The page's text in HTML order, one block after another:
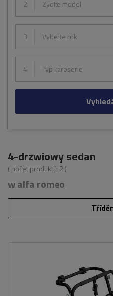
2 Zvolte model
3 Vyberte rok
4 Typ karoserie
4-drzwiowy sedan
( počet produktů: 2 )
w alfa romeo
Nosnost nosiče jízdních kol:
univerzální montážní systém